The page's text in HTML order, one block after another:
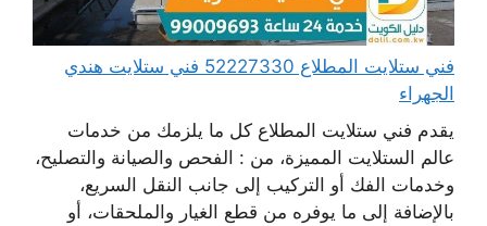
فني ستلايت المطلاع 52227330 فني ستلايت هندي
الجهراء
يقدم فني ستلايت المطلاع كل ما يلزمك من خدمات
عالم الستلايت المميزة، من : الفحص والصيانة والتصليح،
وخدمات الفك أو التركيب إلى جانب النقل السريع،
بالإضافة إلى ما يوفره من قطع الغيار والملحقات، أو